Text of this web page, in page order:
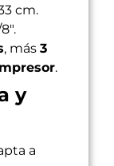
cm.
, más3
.
y
a